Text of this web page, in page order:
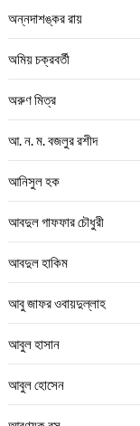
অন্নদাশঙ্কর রায়
অমিয় চক্রবর্তী
অরুণ মিত্র
আ. ন. ম. বজলুর রশীদ
আনিসুল হক
আবদুল গাফফার চৌধুরী
আবদুল হাকিম
আবু জাফর ওবায়দুল্লাহ
আবুল হাসান
আবুল হোসেন